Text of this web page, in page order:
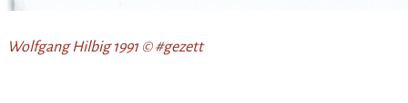
Wolfgang Hilbig 1991 © #gezett